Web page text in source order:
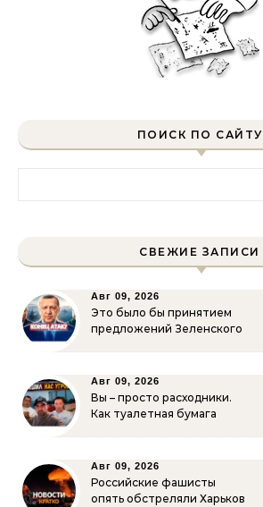
ПОИСК ПО САЙТУ
СВЕЖИЕ ЗАПИСИ
Авг 09, 2026
Это было бы принятием
предложений Зеленского
Авг 09, 2026
Вы – просто расходники.
Как туалетная бумага
Авг 09, 2026
Российские фашисты
опять обстреляли Харьков